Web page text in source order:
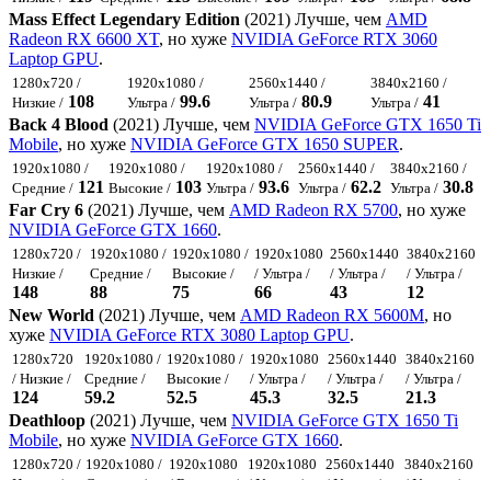
Mass Effect Legendary Edition (2021) Лучше, чем AMD
Radeon RX 6600 XT, но хуже NVIDIA GeForce RTX 3060
Laptop GPU.
1280x720 /
Низкие / 108
1920x1080 /
Ультра / 99.6
2560x1440 /
Ультра / 80.9
3840x2160 /
Ультра / 41
Back 4 Blood (2021) Лучше, чем NVIDIA GeForce GTX 1650 Ti
Mobile, но хуже NVIDIA GeForce GTX 1650 SUPER.
1920x1080 /
Средние / 121
1920x1080 /
Высокие / 103
1920x1080 /
Ультра / 93.6
2560x1440 /
Ультра / 62.2
3840x2160 /
Ультра / 30.8
Far Cry 6 (2021) Лучше, чем AMD Radeon RX 5700, но хуже
NVIDIA GeForce GTX 1660.
1280x720 /
Низкие /
148
1920x1080 /
Средние /
88
1920x1080 /
Высокие /
75
1920x1080
/ Ультра /
66
2560x1440
/ Ультра /
43
3840x2160
/ Ультра /
12
New World (2021) Лучше, чем AMD Radeon RX 5600M, но
хуже NVIDIA GeForce RTX 3080 Laptop GPU.
1280x720
/ Низкие /
124
1920x1080 /
Средние /
59.2
1920x1080 /
Высокие /
52.5
1920x1080
/ Ультра /
45.3
2560x1440
/ Ультра /
32.5
3840x2160
/ Ультра /
21.3
Deathloop (2021) Лучше, чем NVIDIA GeForce GTX 1650 Ti
Mobile, но хуже NVIDIA GeForce GTX 1660.
1280x720 / 1920x1080 / 1920x1080
1920x1080 2560x1440
3840x2160